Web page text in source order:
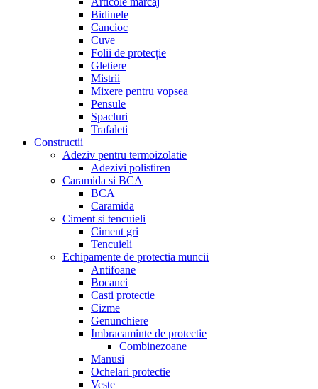
Bidinele
Cancioc
Cuve
Folii de protecție
Gletiere
Mistrii
Mixere pentru vopsea
Pensule
Spacluri
Trafaleti
Constructii
Adeziv pentru termoizolatie
Adezivi polistiren
Caramida si BCA
BCA
Caramida
Ciment si tencuieli
Ciment gri
Tencuieli
Echipamente de protectia muncii
Antifoane
Bocanci
Casti protectie
Cizme
Genunchiere
Imbracaminte de protectie
Combinezoane
Manusi
Ochelari protectie
Veste